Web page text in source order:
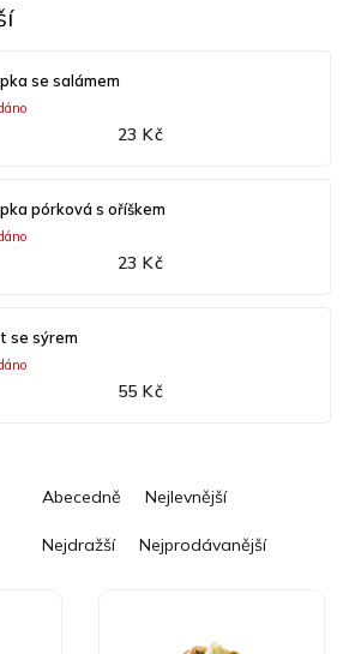
se salámem
23 Kč
pórková s oříškem
23 Kč
se sýrem
55 Kč
a
z
Abecedně Nejlevnější
Nejdražší Nejprodávanější